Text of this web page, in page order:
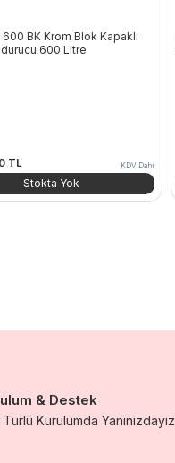
600 BK Krom Blok Kapaklı
600 Litre
TL KDV Dahil
Stokta Yok
& Destek
Kurulumda Yanınızdayız